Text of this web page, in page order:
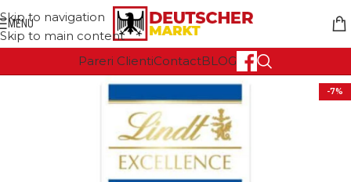
Skip to navigation
Skip to main content
MENU
Pareri ClientiContactBLOG
-7%